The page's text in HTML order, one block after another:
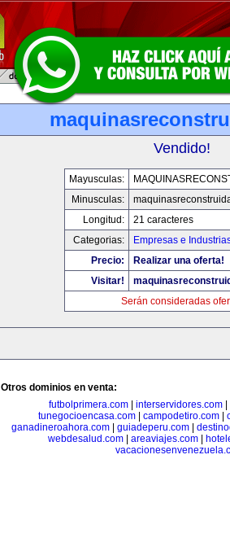
Vendido!
Mayusculas:
Minusculas:
Longitud:
21 caracteres
Categorias:
Empresas e
Precio:
Realizar una oferta!
Visitar!
Serán consideradas
Otros dominios en venta:
futbolprimera.com
interservidores.com
tunegocioencasa.com| campodetiro.com|
ganadineroahora.com
guiadeperu.com
webdesalud.com
areaviajes.com